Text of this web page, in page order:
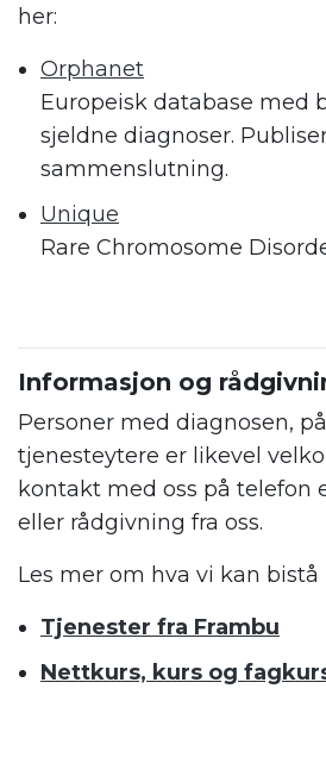
her:
Orphanet
Europeisk database med
sjeldne diagnoser.
sammenslutning.
Unique
Rare Chromosome
Informasjon og
Personer med diagnosen,
tjenesteytere er likevel
kontakt med oss på telefon
eller rådgivning fra oss.
Les mer om hva vi kan bistå
Tjenester fra Frambu
Nettkurs, kurs og